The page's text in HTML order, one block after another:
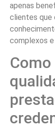
apenas
clientes que
complexos